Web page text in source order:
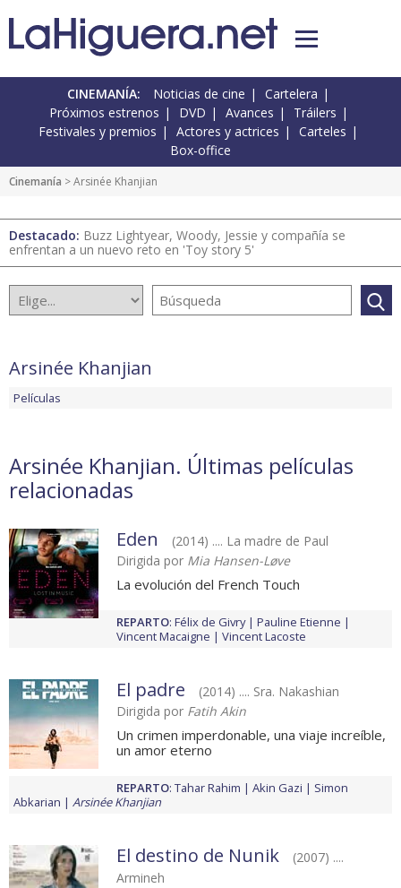
CINEMANÍA: Noticias de cine
Cartelera
Próximos estrenos
DVD Avances
Tráilers
Festivales y premios
Actores y actrices
Carteles
Box-office
Cinemanía > Arsinée Khanjian
Destacado: Buzz Lightyear, Woody, Jessie y compañía se
enfrentan a un nuevo reto en 'Toy story 5'
Arsinée Khanjian
Películas
Arsinée Khanjian. Últimas películas
relacionadas
Eden
(2014) .... La madre de Paul
Dirigida por Mia Hansen-Løve
La evolución del French Touch
REPARTO: Félix de Givry
Pauline Etienne
Vincent Macaigne
Vincent Lacoste
El padre
(2014) .... Sra. Nakashian
Dirigida por Fatih Akin
Un crimen imperdonable, una viaje increíble,
un amor eterno
REPARTO: Tahar Rahim Akin Gazi
Simon
Abkarian
Arsinée Khanjian
El destino de Nunik
(2007) ....
Armineh